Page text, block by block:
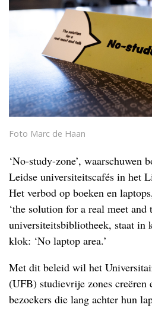
Foto Marc de Haan
‘No-study-zone’, waarschuwen
Leidse universiteitscafés in het
Het verbod op boeken en
‘the solution for a real meet
universiteitsbibliotheek, staat in
klok: ‘No laptop area.’
Met dit beleid wil het
(UFB) studievrije zones creëren
bezoekers die lang achter hun